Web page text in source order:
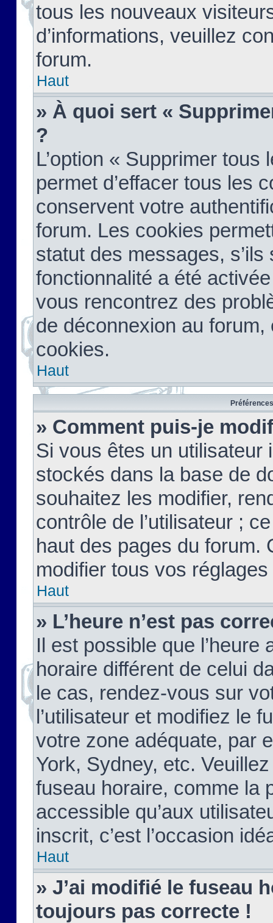
tous les nouveaux
d’informations, veuillez
forum.
Haut
» À quoi sert «
?
L’option « Supprimer
permet d’effacer tous les
conservent votre
forum. Les cookies
statut des messages,
fonctionnalité a été
vous rencontrez des
de déconnexion au
cookies.
Haut
» Comment puis-je
Si vous êtes un
stockés dans la base de
souhaitez les modifier,
contrôle de l’utilisateur ;
haut des pages du forum.
modifier tous vos
Haut
» L’heure n’est pas
Il est possible que
horaire différent de celui
le cas, rendez-vous sur
l’utilisateur et modifiez le
votre zone adéquate, par
York, Sydney, etc.
fuseau horaire, comme la
accessible qu’aux
inscrit, c’est l’occasion
Haut
» J’ai modifié le fuseau
toujours pas correcte !